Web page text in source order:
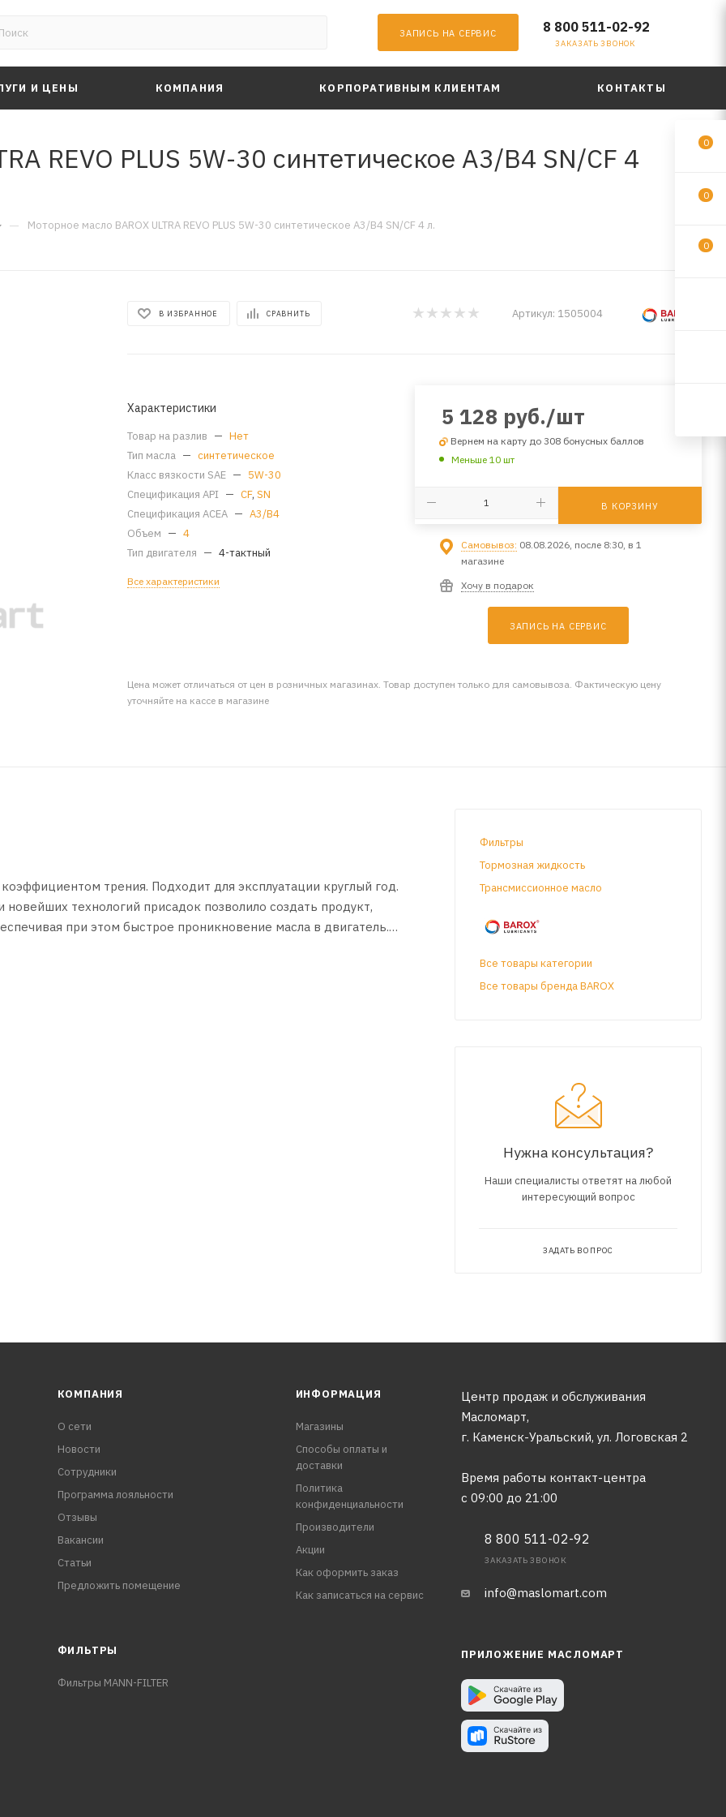
ЗАПИСЬ НА СЕРВИС 8 800 511-02-92
ЗАКАЗАТЬ ЗВОНОК
И ЦЕНЫ КОМПАНИЯ КОРПОРАТИВНЫМ КЛИЕНТАМ КОНТАКТЫ
REVO PLUS 5W-30 синтетическое A3/B4 SN/CF 4
— Моторное масло BAROX ULTRA REVO PLUS 5W-30 синтетическое A3/B4 SN/CF 4 л.
В ИЗБРАННОЕ СРАВНИТЬ Артикул: 1505004
Характеристики
Товар на разлив — Нет
Тип масла — синтетическое
Класс вязкости SAE — 5W-30
Спецификация API — CF,SN
Спецификация ACEA — A3/B4
Объем — 4
Тип двигателя — 4-тактный
Все характеристики
5 128 руб./шт
Вернем на карту до 308 бонусных баллов
Меньше 10 шт
В КОРЗИНУ
Самовывоз: 08.08.2026, после 8:30, в 1
магазине
Хочу в подарок
ЗАПИСЬ НА СЕРВИС
Цена может отличаться от цен в розничных магазинах. Товар доступен только для самовывоза. Фактическую цену
уточняйте на кассе в магазине
трения. Подходит для эксплуатации круглый год.
технологий присадок позволило создать продукт,
при этом быстрое проникновение масла в двигатель.
с бензиновыми и дизельными двигателями с турбонаддувом
Фильтры
Тормозная жидкость
Трансмиссионное масло
Все товары категории
Все товары бренда BAROX
Нужна консультация?
Наши специалисты ответят на любой
интересующий вопрос
ЗАДАТЬ ВОПРОС
КОМПАНИЯ
О сети
Новости
Сотрудники
Программа лояльности
Отзывы
Вакансии
Статьи
Предложить помещение
ИНФОРМАЦИЯ
Магазины
Способы оплаты и
доставки
Политика
конфиденциальности
Производители
Акции
Как оформить заказ
Как записаться на сервис
Центр продаж и обслуживания
Масломарт,
г. Каменск-Уральский, ул. Логовская 2
Время работы контакт-центра
с 09:00 до 21:00
8 800 511-02-92
ЗАКАЗАТЬ ЗВОНОК
info@maslomart.com
ФИЛЬТРЫ
Фильтры MANN-FILTER
ПРИЛОЖЕНИЕ МАСЛОМАРТ
0
0
0